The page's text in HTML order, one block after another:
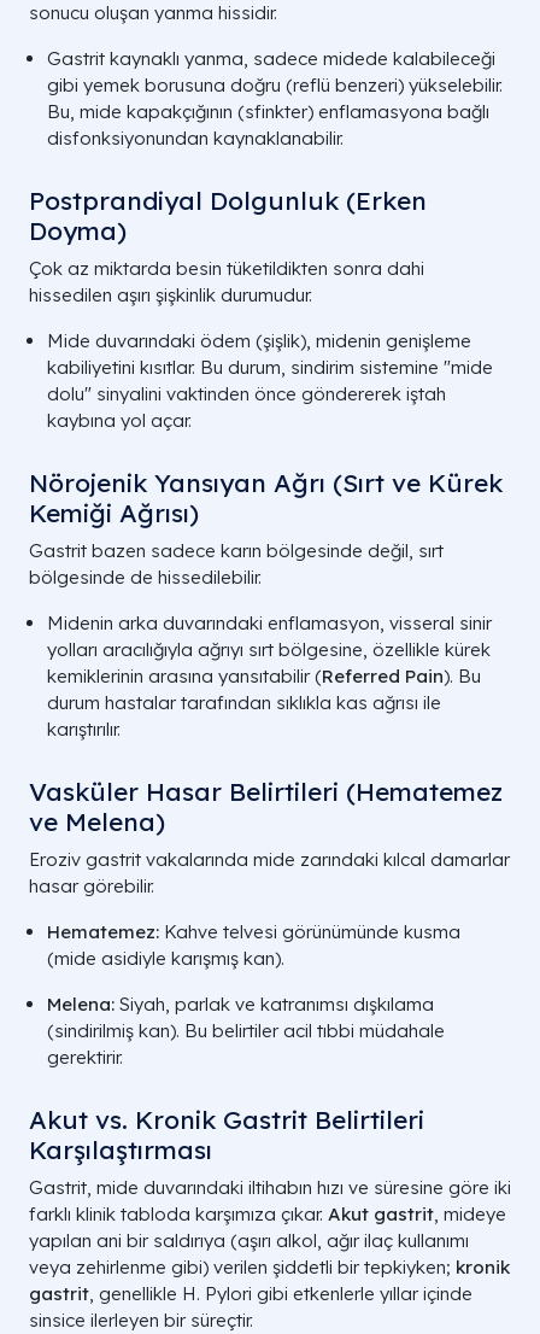
Bakteriyel
İlaç Kaynaklı Ağrı Kesiciler
Kimyasal Alkol / Safra
Otoimmün
sonucu oluşan yanma hissidir.
Gastrit kaynaklı yanma, sadece midede kalabileceği
gibi yemek borusuna doğru (reflü benzeri) yükselebilir.
Bu, mide kapakçığının (sfinkter) enflamasyona bağlı
disfonksiyonundan kaynaklanabilir.
Postprandiyal Dolgunluk (Erken
Doyma)
Çok az miktarda besin tüketildikten sonra dahi
hissedilen aşırı şişkinlik durumudur.
Mide duvarındaki ödem (şişlik), midenin genişleme
kabiliyetini kısıtlar. Bu durum, sindirim sistemine "mide
dolu" sinyalini vaktinden önce göndererek iştah
kaybına yol açar.
Nörojenik Yansıyan Ağrı (Sırt ve Kürek
Kemiği Ağrısı)
Gastrit bazen sadece karın bölgesinde değil, sırt
bölgesinde de hissedilebilir.
Midenin arka duvarındaki enflamasyon, visseral sinir
yolları aracılığıyla ağrıyı sırt bölgesine, özellikle kürek
kemiklerinin arasına yansıtabilir (Referred Pain). Bu
durum hastalar tarafından sıklıkla kas ağrısı ile
karıştırılır.
Vasküler Hasar Belirtileri (Hematemez
ve Melena)
Eroziv gastrit vakalarında mide zarındaki kılcal damarlar
hasar görebilir.
Hematemez: Kahve telvesi görünümünde kusma
(mide asidiyle karışmış kan).
Melena: Siyah, parlak ve katranımsı dışkılama
(sindirilmiş kan). Bu belirtiler acil tıbbi müdahale
gerektirir.
Akut vs. Kronik Gastrit Belirtileri
Karşılaştırması
Gastrit, mide duvarındaki iltihabın hızı ve süresine göre iki
farklı klinik tabloda karşımıza çıkar. Akut gastrit, mideye
yapılan ani bir saldırıya (aşırı alkol, ağır ilaç kullanımı
veya zehirlenme gibi) verilen şiddetli bir tepkiyken; kronik
gastrit, genellikle H. Pylori gibi etkenlerle yıllar içinde
sinsice ilerleyen bir süreçtir.